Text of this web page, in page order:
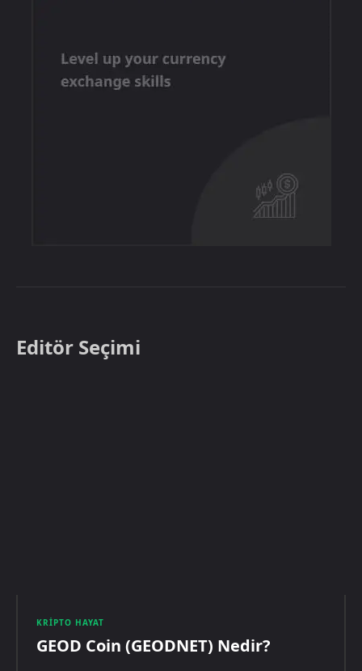
Editör Seçimi
KRIPTO HAYAT
GEOD Coin (GEODNET) Nedir?